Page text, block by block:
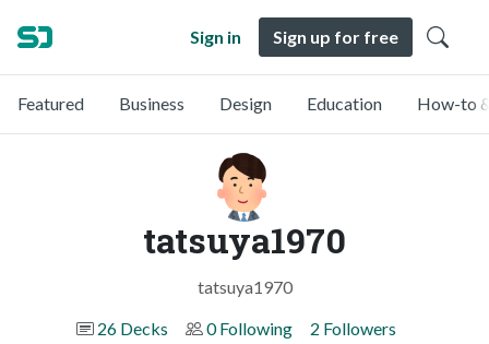
Sign in Sign up for free
Featured Business Design Education How-to
tatsuya1970
tatsuya1970
26 Decks
0 Following 2 Followers